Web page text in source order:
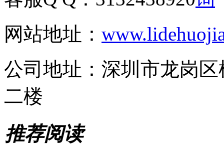
网站地址：
公司地址： 深圳市龙岗
二楼
推荐阅读